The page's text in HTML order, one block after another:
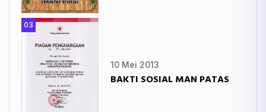
03
10 Mei 2013
BAKTI SOSIAL MAN PATAS